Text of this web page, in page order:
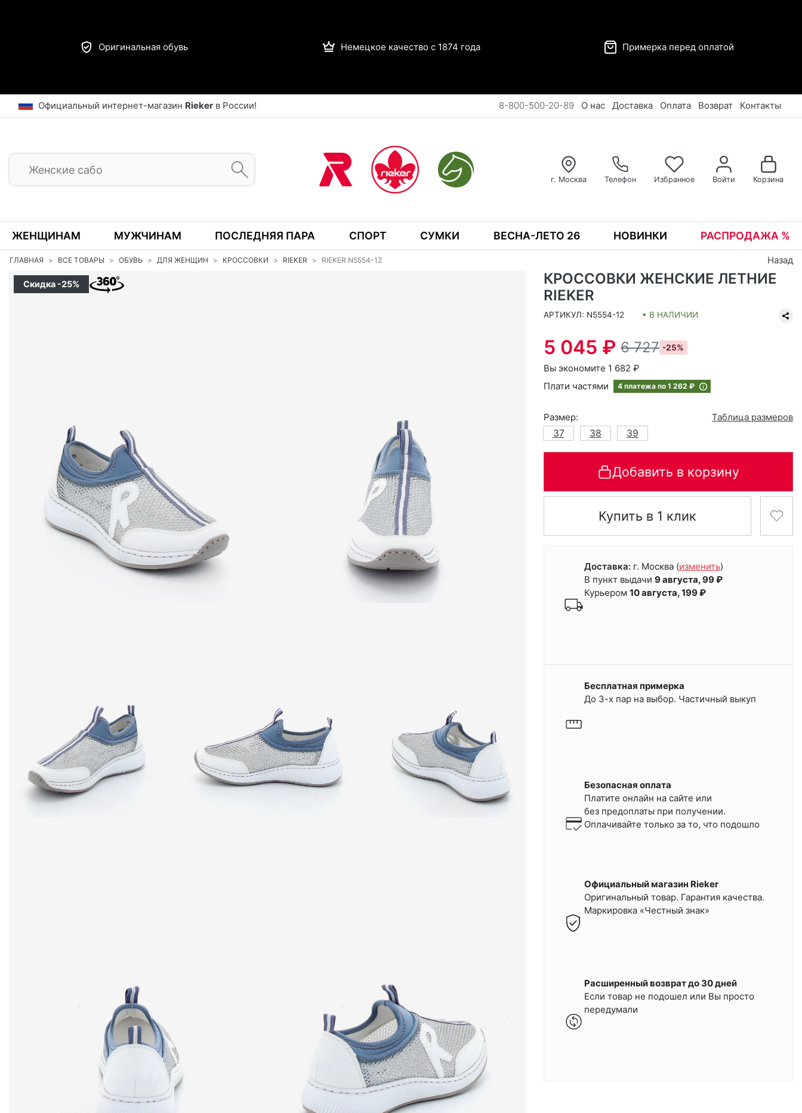
Оригинальная обувь Немецкое качество с 1874 года Примерка перед оплатой
Официальный интернет-магазин Rieker в России! 8-800-500-20-89 О нас Доставка Оплата Возврат Контакты
г. Москва Телефон Избранное Войти Корзина
ЖЕНЩИНАМ МУЖЧИНАМ ПОСЛЕДНЯЯ ПАРА СПОРТ СУМКИ ВЕСНА-ЛЕТО 26 НОВИНКИ РАСПРОДАЖА %
ГЛАВНАЯ ВСЕ ТОВАРЫ ОБУВЬ ДЛЯ ЖЕНЩИН КРОССОВКИ RIEKER RIEKER N5554-12 Назад
Скидка -25%
КРОССОВКИ ЖЕНСКИЕ ЛЕТНИЕ
RIEKER
АРТИКУЛ: N5554-12 • В НАЛИЧИИ
5 045 ₽ 6 727 -25%
Вы экономите 1 682 ₽
Плати частями
4 платежа по 1 262 ₽
Размер:
Таблица размеров
37
38 39
Добавить в корзину
Купить в 1 клик
Доставка: г. Москва (изменить)
В пункт выдачи 9 августа, 99 ₽
Курьером 10 августа, 199 ₽
Бесплатная примерка
До 3-х пар на выбор. Частичный выкуп
Безопасная оплата
Платите онлайн на сайте или
без предоплаты при получении.
Оплачивайте только за то, что подошло
Официальный магазин Rieker
Оригинальный товар. Гарантия качества.
Маркировка «Честный знак»
Расширенный возврат до 30 дней
Если товар не подошел или Вы просто
передумали